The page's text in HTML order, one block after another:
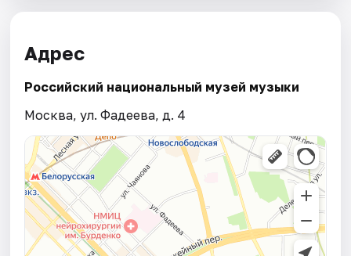
Адрес
Российский национальный музей музыки
Москва, ул. Фадеева, д. 4